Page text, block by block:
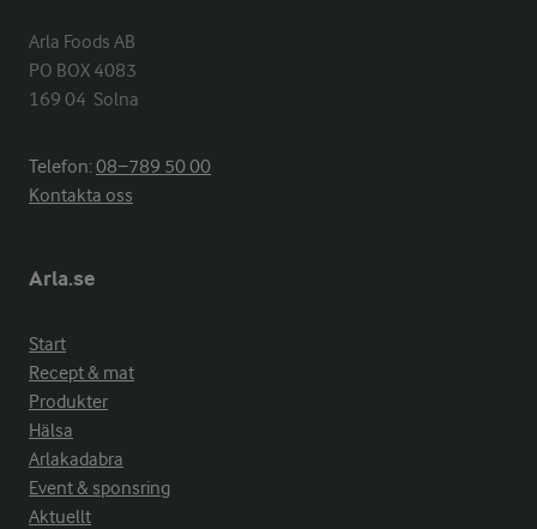
Arla Foods AB
PO BOX 4083
169 04  Solna
Telefon:08−789 50 00
Kontakta oss
Arla.se
Start
Recept & mat
Produkter
Hälsa
Arlakadabra
Event & sponsring
Aktuellt